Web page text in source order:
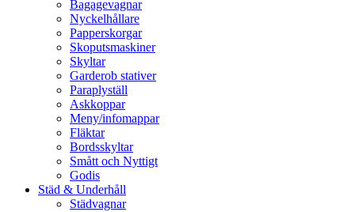
Bagagevagnar
Nyckelhållare
Papperskorgar
Skoputsmaskiner
Skyltar
Garderob stativer
Paraplyställ
Askkoppar
Meny/infomappar
Fläktar
Bordsskyltar
Smått och Nyttigt
Godis
Städ & Underhåll
Städvagnar